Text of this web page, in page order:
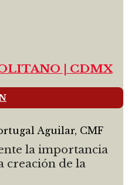
| CDMX
Aguilar, CMF
la importancia
creación de la